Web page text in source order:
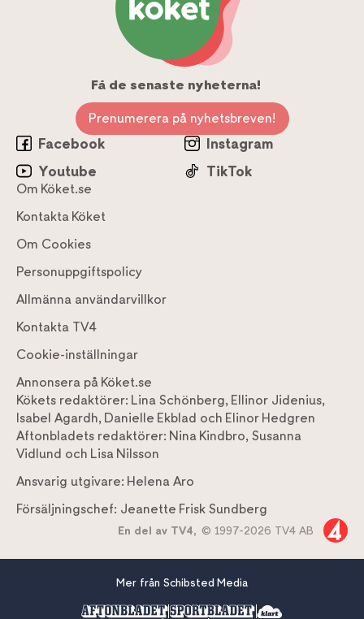
Få de senaste nyheterna!
Prenumerera på nyhetsbreven!
Facebook
Instagram
Youtube
TikTok
Om Köket.se
Kontakta Köket
Om Cookies
Personuppgiftspolicy
Allmänna användarvillkor
Kontakta TV4
Cookie-inställningar
Annonsera på Köket.se
Kökets redaktörer: Lina Schönberg, Ellinor Jidenius,
Isabel Agardh, Danielle Ekblad och Elinor Hedgren
Aftonbladets redaktörer: Nina Kindbro, Susanna
Vidlund och Lisa Nilsson
Ansvarig utgivare: Helena Aro
Försäljningschef: Jeanette Frisk Sundberg
En del av TV4, © 1997-2026 TV4 AB
Mer från Schibsted Media